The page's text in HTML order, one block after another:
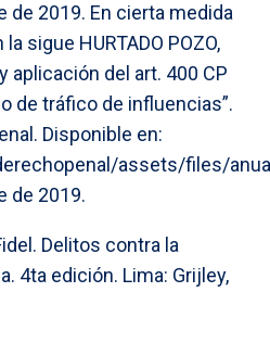
de 2019. En cierta medida
sigue HURTADO POZO,
aplicación del art. 400 CP
de tráfico de influencias”.
Disponible en:
assets/files/
de 2019.
Delitos contra la
4ta edición. Lima: Grijley,